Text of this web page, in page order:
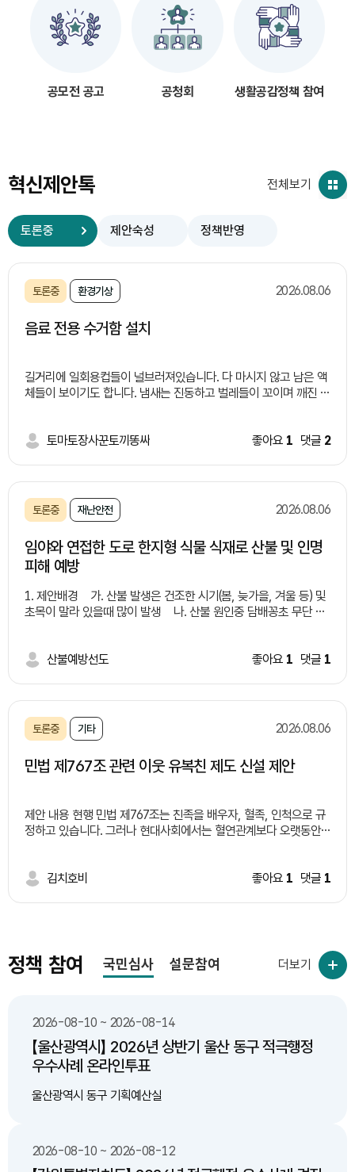
공모전 공고 공청회 생활공감정책 참여
혁신제안톡
토론중 제안숙성 정책반영
토론중 환경기상 2026.08.06
음료 전용 수거함 설치
길거리에 일회용컵들이 널브러져있습니다. 다 마시지 않고 남은 액
체들이 보이기도 합니다. 냄새는 진동하고 벌레들이 꼬이며 깨진 유
는 길거리 쓰레기통 부족과 액체 쓰레기 처리에 대한 난감함 때문
부족으로 비용 상승 -건강 피해:세균 번식•알레르기 유발 위험 해
결방안들 -유동인구가 많은 유통가, 상권, 버스 정류장 주변에 '잔
설치 -음료 수거함 내부 필터링/배수 시스템을 구축하여 액체만 따
로 모으거나 하수로 안전하게 배출할 수 있는 구조 마련 연계 및 보
헹궈서" 배출하는 캠페인 추진 및 안내 문구 부착 -시민 참여 및 제
도적 지원: 올바른 배출을 유도하는 지역사회 캠페인 확대 및 관련
대효과 -쾌적한 도심 환경 조성: 무단투기 감소로 악취 및 해충 번
증대: 액체 처리의 난감함을 해소하여 시민들의 자발적이고 올바른
분리배출 참여 유도
토마토장사꾼토끼똥싸 좋아요 1 댓글 2
토론중 재난안전 2026.08.06
임야와 연접한 도로 한지형 식물 식재로 산불 및 인명
피해 예방
1. 제안배경 가. 산불 발생은 건조한 시기(봄, 늦가을, 겨울 등) 및
초목이 말라 있을때 많이 발생 나. 산불 원인중 담배꽁초 무단 투
*사례1: 2022년 경북 울진
담배꽁초가 원인 라. 도로변 담배 꽁초 투기로 인해 산불 발생 제
공 실화자 검거는 상대적으로 낮음(사각지대 많음) 마. 임야와 연
등으로 마무리 2. 제안내용 가. 임야와 연접한 도로 건설 및 개
설하는 일정 지역 시범 적용후 제도 완성 다. 기존 도로 중 산불
위험도가 높은 지역 중 구역을 선별하여 한지형 식물 식재 3. 기대
한지형 식물 식재 비용이 저렴)
산불예방선도 좋아요 1 댓글 1
토론중 기타 2026.08.06
민법 제767조 관련 이웃 유복친 제도 신설 제안
제안 내용 현행 민법 제767조는 친족을 배우자, 혈족, 인척으로 규
정하고 있습니다. 그러나 현대사회에서는 혈연관계보다 오랫동안
안을 제안합니다. 예시 요건 1. 일정 기간(예: 5년 이상) 같은 지역에
ㆍ사회적 돌봄 강화
김치호비 좋아요 1 댓글 1
전체보기
정책 참여 국민심사 설문참여
2026-08-10 ~ 2026-08-14
【울산광역시】 2026년 상반기 울산 동구 적극행정
우수사례 온라인투표
울산광역시 동구 기획예산실
2026-08-10 ~ 2026-08-12
더보기